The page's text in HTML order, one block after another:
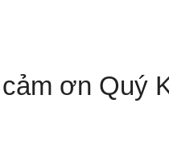
ơn Quý